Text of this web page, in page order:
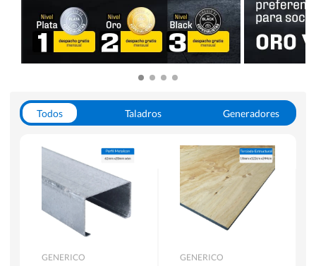
Todos Taladros
Generadores
Herramientas Manuales
Sierras Circulares
GENERICO GENERICO